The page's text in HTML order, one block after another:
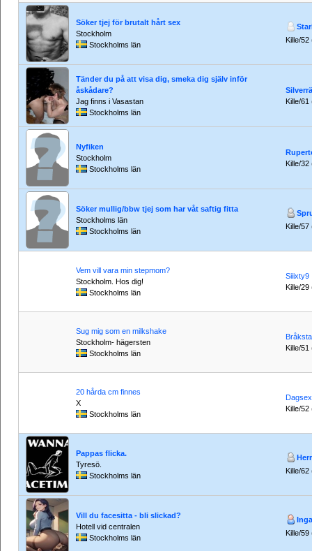
Söker tjej för brutalt hårt sex
Stockholm
Stockholms län
Kille/52
Tänder du på att visa dig, smeka dig själv inför
åskådare?
Jag finns i Vasastan
Stockholms län
Kille/61
Nyfiken
Stockholm
Stockholms län
Kille/32
Söker mullig/bbw tjej som har våt saftig fitta
Stockholms län
Stockholms län
Kille/57
Vem vill vara min stepmom?
Stockholm. Hos dig!
Stockholms län
Siiixty9
Kille/29
Sug mig som en milkshake
Stockholm- hägersten
Stockholms län
Kille/51
20 hårda cm finnes
X
Stockholms län
Dagsex
Kille/52
Pappas flicka.
Tyresö.
Stockholms län
Kille/62
Vill du facesitta - bli slickad?
Hotell vid centralen
Stockholms län
Kille/59